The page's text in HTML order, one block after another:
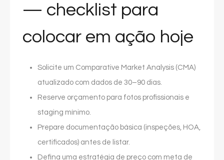
— checklist para
colocar em ação hoje
Solicite um Comparative Market Analysis (CMA)
atualizado com dados de 30–90 dias.
Reserve orçamento para fotos profissionais e
staging mínimo.
Prepare documentação básica (inspeções, HOA,
certificados) antes de listar.
Defina uma estratégia de preço com meta de